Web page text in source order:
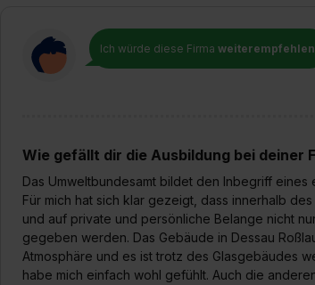
Ich würde diese Firma
Wie gefällt dir die Ausbildung bei deiner
Das Umweltbundesamt bildet den Inbegriff
Für mich hat sich klar gezeigt, dass innerhalb
und auf private und persönliche Belange nicht
gegeben werden. Das Gebäude in Dessau
Atmosphäre und es ist trotz des Glasgebäudes
habe mich einfach wohl gefühlt. Auch die